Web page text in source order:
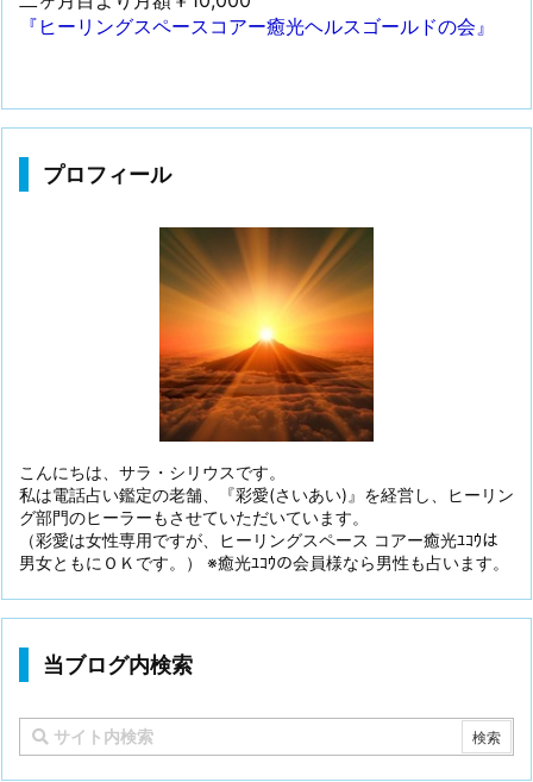
『ヒーリングスペースコアー癒光ヘルスゴールドの会』
プロフィール
こんにちは、サラ・シリウスです。
私は電話占い鑑定の老舗、『彩愛(さいあい)』を経営し、ヒーリン
グ部門のヒーラーもさせていただいています。
（彩愛は女性専用ですが、ヒーリングスペース コアー癒光ﾕｺｳは
男女ともにＯＫです。） ※癒光ﾕｺｳの会員様なら男性も占います。
当ブログ内検索